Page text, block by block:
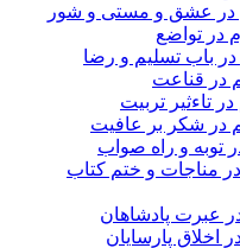
در عشق و مستی و شور
در تواضع
در باب تسلیم و رضا
در قناعت
تاءثیر تربیت
در شکر بر عافیت
توبه و راه صواب
مناجات و ختم کتاب
عبرت پادشاهان
اخلاق پارسایان